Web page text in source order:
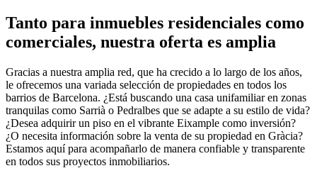
Tanto para inmuebles residenciales como
comerciales, nuestra oferta es amplia
Gracias a nuestra amplia red, que ha crecido a lo largo de los años,
le ofrecemos una variada selección de propiedades en todos los
barrios de Barcelona. ¿Está buscando una casa unifamiliar en zonas
tranquilas como Sarrià o Pedralbes que se adapte a su estilo de vida?
¿Desea adquirir un piso en el vibrante Eixample como inversión?
¿O necesita información sobre la venta de su propiedad en Gràcia?
Estamos aquí para acompañarlo de manera confiable y transparente
en todos sus proyectos inmobiliarios.